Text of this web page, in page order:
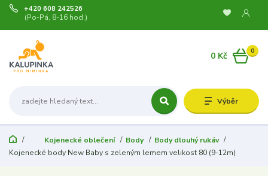
Výběr
+420 608 242526
(Po-Pá, 8-16 hod.)
0
0 Kč
Kojenecké oblečení Body
Body dlouhý rukáv
Kojenecké body New Baby s zeleným lemem velikost 80 (9-12m)